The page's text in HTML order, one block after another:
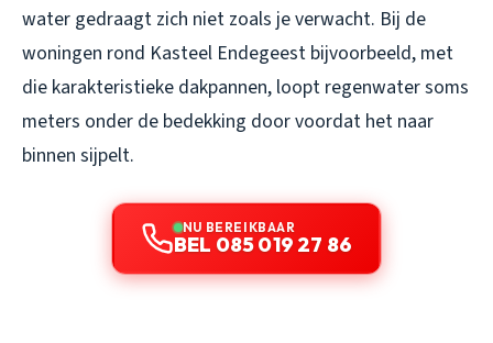
water gedraagt zich niet zoals je verwacht. Bij de
woningen rond Kasteel Endegeest bijvoorbeeld, met
die karakteristieke dakpannen, loopt regenwater soms
meters onder de bedekking door voordat het naar
binnen sijpelt.
NU BEREIKBAAR
BEL 085 019 27 86